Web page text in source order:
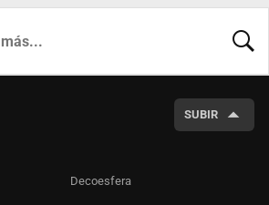
SUBIR
Decoesfera